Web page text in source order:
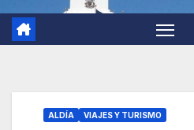
ALDÍA VIAJES Y TURISMO